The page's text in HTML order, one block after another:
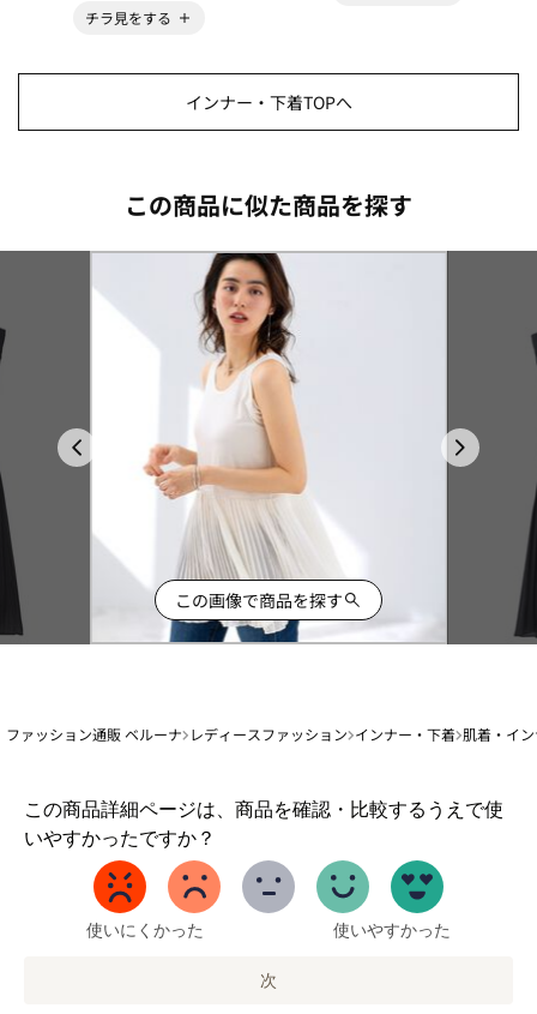
チラ見をする
インナー・下着TOPへ
この商品に似た商品を探す
この画像で商品を探す
ファッション通販 ベルーナ レディースファッション インナー・下着 肌着・イ
この商品詳細ページは、商品を確認・比較するうえで使
いやすかったですか？
1
か
使いにくかった 使いやすかった
次